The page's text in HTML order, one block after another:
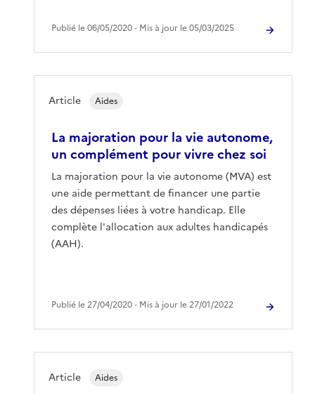
Publié le 06/05/2020 ‐ Mis à jour le 05/03/2025
La majoration pour la vie autonome,
un complément pour vivre chez soi
La majoration pour la vie autonome (MVA) est
une aide permettant de financer une partie
des dépenses liées à votre handicap. Elle
complète l'allocation aux adultes handicapés
(AAH).
Article Aides
Publié le 27/04/2020 ‐ Mis à jour le 27/01/2022
Article Aides